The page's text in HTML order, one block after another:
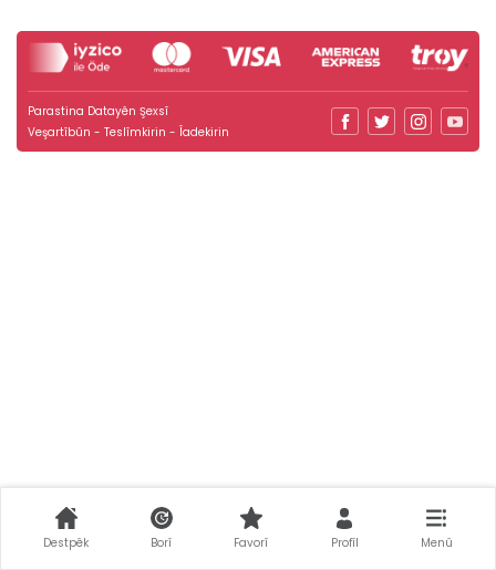
Parastina Datayên Şexsî
Veşartîbûn - Teslîmkirin - Îadekirin
Destpêk Borî Favorî Profîl Menû